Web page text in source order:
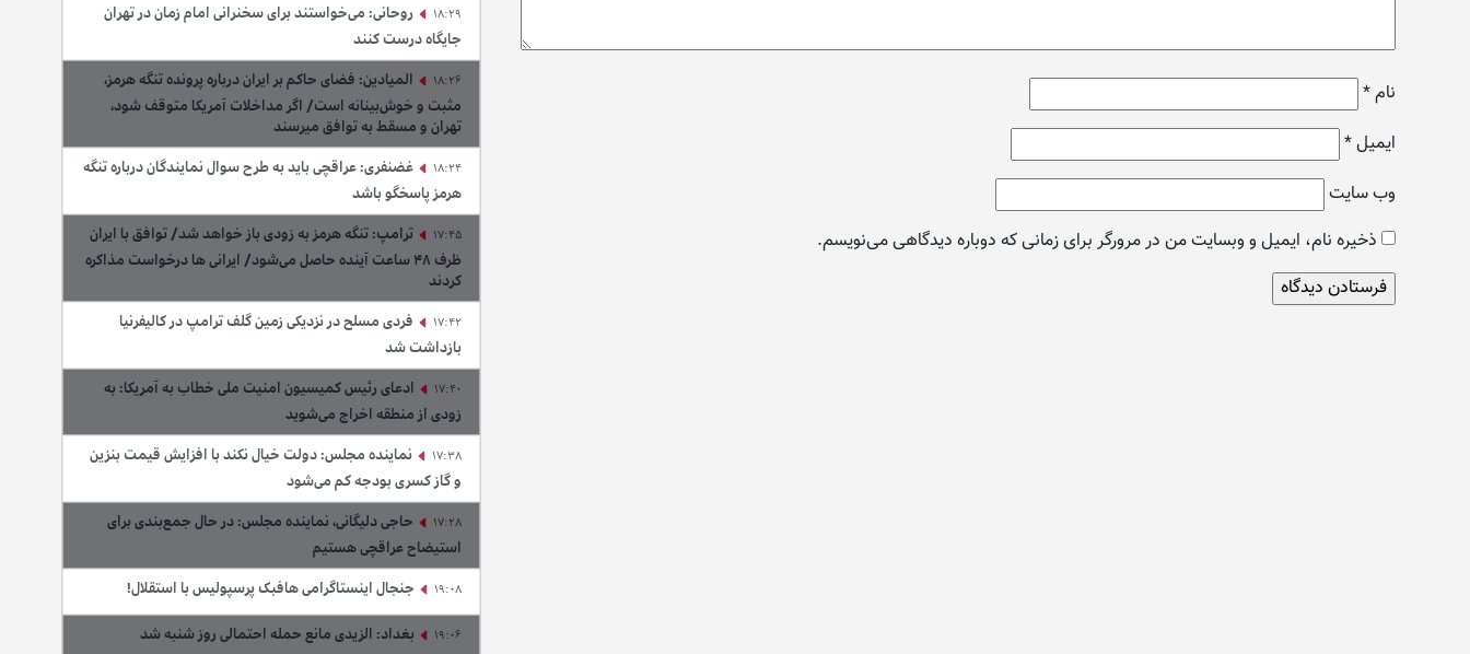
نام*
ایمیل*
وب‌ سایت
ذخیره نام، ایمیل و وبسایت من در مرورگر برای زمانی که دوباره دیدگاهی می‌نویسم.
18:29
روحانی: می‌خواستند برای سخنرانی امام زمان در تهران
جایگاه درست کنند
18:26
المیادین: فضای حاکم بر ایران درباره پرونده تنگه هرمز،
مثبت و خوش‌بینانه است/ اگر مداخلات آمریکا متوقف شود،
تهران و مسقط به توافق میرسند
18:24
غضنفری: عراقچی باید به طرح سوال نمایندگان درباره تنگه
هرمز پاسخگو باشد
17:45
ترامپ: تنگه هرمز به زودی باز خواهد شد/ توافق با ایران
ظرف ۴۸ ساعت آینده حاصل می‌شود/ ایرانی ها درخواست مذاکره
کردند
17:42
فردی مسلح در نزدیکی زمین گلف ترامپ در کالیفرنیا
بازداشت شد
17:40
ادعای رئیس کمیسیون امنیت ملی خطاب به آمریکا: به
زودی از منطقه اخراج می‌شوید
17:38
نماینده مجلس: دولت خیال نکند با افزایش قیمت بنزین‌
و گاز کسری بودجه کم می‌شود
17:28
حاجی دلیگانی، نماینده مجلس: در حال جمع‌بندی برای
استیضاح عراقچی هستیم
19:08 جنجال اینستاگرامی هافبک پرسپولیس با استقلال!
19:06 بغداد: الزیدی مانع حمله احتمالی روز شنبه شد